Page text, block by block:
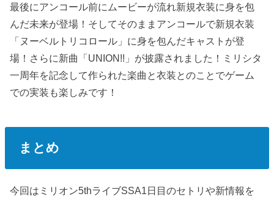
最後にアンコール前にムービーが流れ新規衣装に身を包
んだ未来が登場！そしてそのままアンコールで新規衣装
「ヌーベルトリコロール」に身を包んだキャストが登
場！さらに新曲「UNION!!」が披露されました！ミリシタ
一周年を記念して作られた楽曲と衣装とのことでゲーム
での実装も楽しみです！
まとめ
今回はミリオン5thライブSSA1日目のセトリや新情報を